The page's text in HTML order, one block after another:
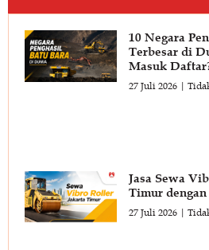
10 Negara
Terbesar di
Masuk
27 Juli 2026
Jasa Sewa
Timur
27 Juli 2026